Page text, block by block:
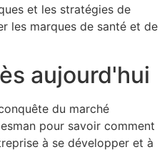
et les stratégies de
les marques de santé et de
aujourd'hui
du marché
pour savoir comment
à se développer et à